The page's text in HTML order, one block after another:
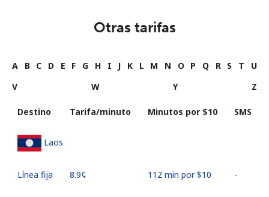
Otras tarifas
A B C D E F G H I J K L M N O P Q R S T
U
V
W Y Z
Destino Tarifa/minuto Minutos por ⁦$10⁩ SMS
Laos
Línea fija ⁦8.9¢⁩ 112 min por ⁦$10⁩ -